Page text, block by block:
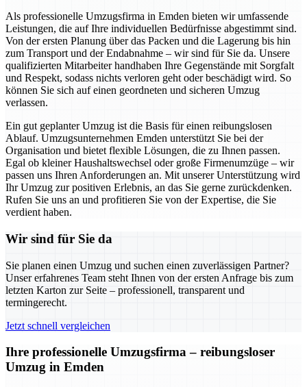
Als professionelle Umzugsfirma in Emden bieten wir umfassende
Leistungen, die auf Ihre individuellen Bedürfnisse abgestimmt sind.
Von der ersten Planung über das Packen und die Lagerung bis hin
zum Transport und der Endabnahme – wir sind für Sie da. Unsere
qualifizierten Mitarbeiter handhaben Ihre Gegenstände mit Sorgfalt
und Respekt, sodass nichts verloren geht oder beschädigt wird. So
können Sie sich auf einen geordneten und sicheren Umzug
verlassen.
Ein gut geplanter Umzug ist die Basis für einen reibungslosen
Ablauf. Umzugsunternehmen Emden unterstützt Sie bei der
Organisation und bietet flexible Lösungen, die zu Ihnen passen.
Egal ob kleiner Haushaltswechsel oder große Firmenumzüge – wir
passen uns Ihren Anforderungen an. Mit unserer Unterstützung wird
Ihr Umzug zur positiven Erlebnis, an das Sie gerne zurückdenken.
Rufen Sie uns an und profitieren Sie von der Expertise, die Sie
verdient haben.
Wir sind für Sie da
Sie planen einen Umzug und suchen einen zuverlässigen Partner?
Unser erfahrenes Team steht Ihnen von der ersten Anfrage bis zum
letzten Karton zur Seite – professionell, transparent und
termingerecht.
Jetzt schnell vergleichen
Ihre professionelle Umzugsfirma – reibungsloser
Umzug in Emden